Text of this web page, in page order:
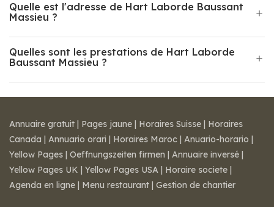
Quelle est l'adresse de Hart Laborde Baussant
Massieu ?
Quelles sont les prestations de Hart Laborde
Baussant Massieu ?
Annuaire gratuit | Pages jaune | Horaires Suisse | Horaires
Canada | Annuario orari | Horaires Maroc | Anuario-horario |
Yellow Pages | Oeffnungszeiten firmen | Annuaire inversé |
Yellow Pages UK | Yellow Pages USA | Horaire societe |
Agenda en ligne | Menu restaurant | Gestion de chantier